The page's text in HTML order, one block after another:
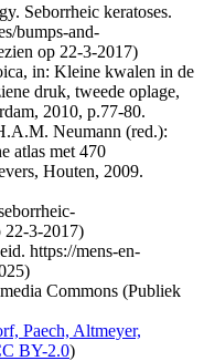
Seborrheic keratoses.
bumps-and-
op 22-3-2017)
in: Kleine kwalen in de
druk, tweede oplage,
2010, p.77-80.
Neumann (red.):
atlas met 470
Houten, 2009.
22-3-2017)
https://mens-en-
Commons (Publiek
Paech, Altmeyer,
BY-2.0)